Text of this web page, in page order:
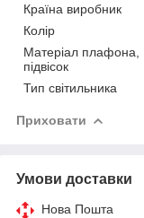
Країна виробник
Колір
Матеріал плафона,
підвісок
Тип світильника
Приховати
Умови доставки
Нова Пошта